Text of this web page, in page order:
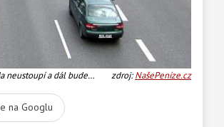
neustoupí a dál bude
zdroj:NašePeníze.cz
na Googlu